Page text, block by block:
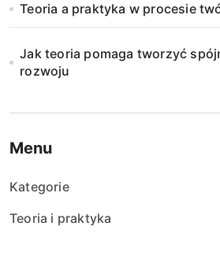
Teoria a praktyka w procesie
Jak teoria pomaga tworzyć
rozwoju
Menu
Kategorie
Teoria i praktyka